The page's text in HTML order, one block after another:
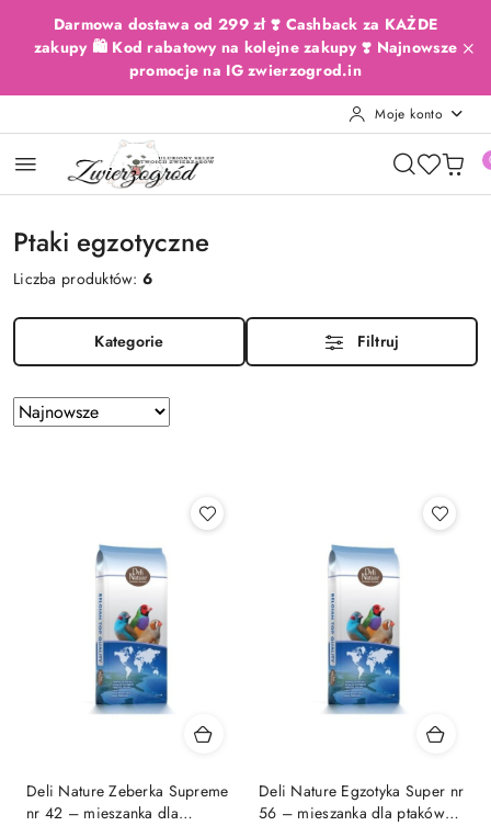
Przejdź do treści głównej
Przejdź do wyszukiwarki
Przejdź do moje konto
Przejdź do menu głównego
Przejdź do stopki
Darmowa dostawa od 299 zł ❣️ Cashback za KAŻDE
zakupy 🛍️ Kod rabatowy na kolejne zakupy ❣️ Najnowsze
promocje na IG zwierzogrod.in
Moje konto
Ptaki egzotyczne
Liczba produktów:6
Kategorie Filtruj
Zastosowano
sortowanie:
Sortuj
według
Deli Nature Zeberka Supreme
nr 42 – mieszanka dla
Deli Nature Egzotyka Super nr
56 – mieszanka dla ptaków